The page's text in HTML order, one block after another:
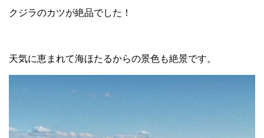
クジラのカツが絶品でした！
天気に恵まれて海ほたるからの景色も絶景です。